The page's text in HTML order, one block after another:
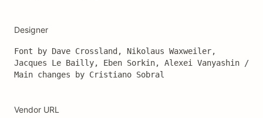
Designer
Font by Dave Crossland, Nikolaus Waxweiler,
Jacques Le Bailly, Eben Sorkin, Alexei Vanyashin /
Main changes by Cristiano Sobral
Vendor URL